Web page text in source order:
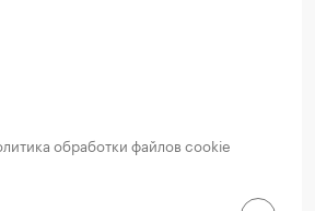
обработки файлов cookie